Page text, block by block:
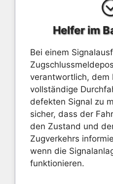
Helfer im
Bei einem
verantwortlich, dem
vollständige
defekten Signal zu
sicher, dass der
den Zustand und
Zugverkehrs
wenn die
funktionieren.